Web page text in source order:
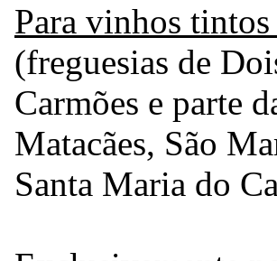
Para vinhos tintos
(freguesias de
Carmões e parte
Matacães, São
Santa Maria do